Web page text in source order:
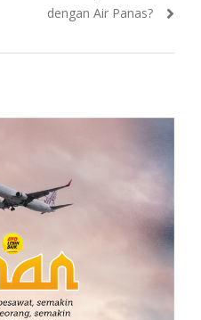
dengan Air Panas?